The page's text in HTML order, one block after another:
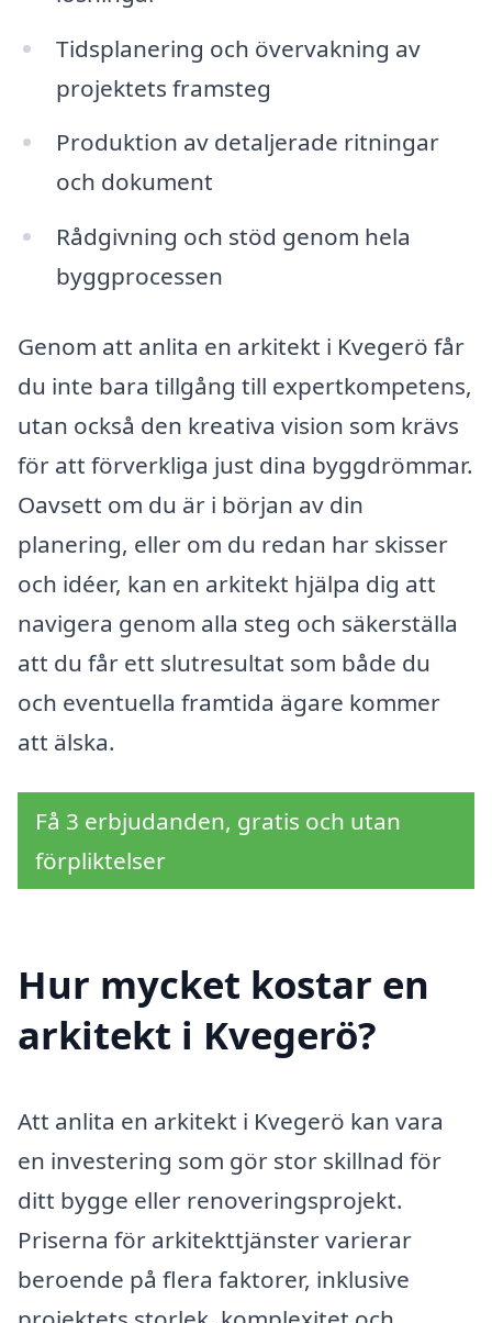
Tidsplanering och övervakning av
projektets framsteg
Produktion av detaljerade ritningar
och dokument
Rådgivning och stöd genom hela
byggprocessen
Genom att anlita en arkitekt i Kvegerö får
du inte bara tillgång till expertkompetens,
utan också den kreativa vision som krävs
för att förverkliga just dina byggdrömmar.
Oavsett om du är i början av din
planering, eller om du redan har skisser
och idéer, kan en arkitekt hjälpa dig att
navigera genom alla steg och säkerställa
att du får ett slutresultat som både du
och eventuella framtida ägare kommer
att älska.
Få 3 erbjudanden, gratis och utan
förpliktelser
Hur mycket kostar en
arkitekt i Kvegerö?
Att anlita en arkitekt i Kvegerö kan vara
en investering som gör stor skillnad för
ditt bygge eller renoveringsprojekt.
Priserna för arkitekttjänster varierar
beroende på flera faktorer, inklusive